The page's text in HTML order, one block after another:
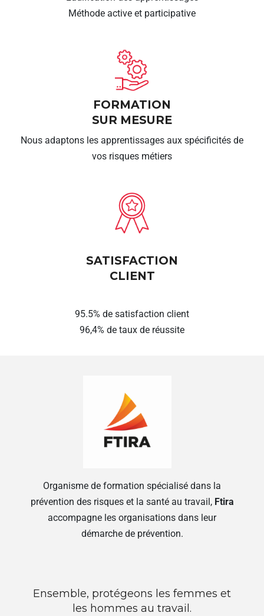
Méthode active et participative
FORMATION
SUR MESURE
Nous adaptons les apprentissages aux spécificités de
vos risques métiers
SATISFACTION
CLIENT
95.5% de satisfaction client
96,4% de taux de réussite
Organisme de formation spécialisé dans la
prévention des risques et la santé au travail, Ftira
accompagne les organisations dans leur
démarche de prévention.
Ensemble, protégeons les femmes et
les hommes au travail.